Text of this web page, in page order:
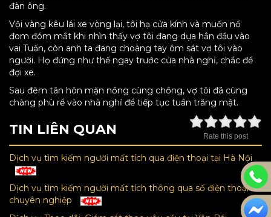
đàn ông.
Vội vàng kêu lái xe vòng lại, tôi hạ cửa kính và muốn nổ
đom đóm mắt khi nhìn thấy vợ tôi đang dựa hẳn đầu vào
vai Tuấn, còn anh ta đang choàng tay ôm sát vợ tôi vào
người. Họ đứng như thế ngay trước cửa nhà nghỉ, chắc để
đợi xe.
Sau đêm tân hôn mặn nồng cùng chồng, vợ tôi đã cùng
chàng phù rể vào nhà nghỉ để tiếp tục tuần trăng mật.
Rate this post
TIN LIÊN QUAN
Dịch vụ tìm kiếm người mất tích qua điện thoại tại Hà Nội
Dịch vụ tìm kiếm người mất tích thông qua số điện thoại
chuyên nghiệp